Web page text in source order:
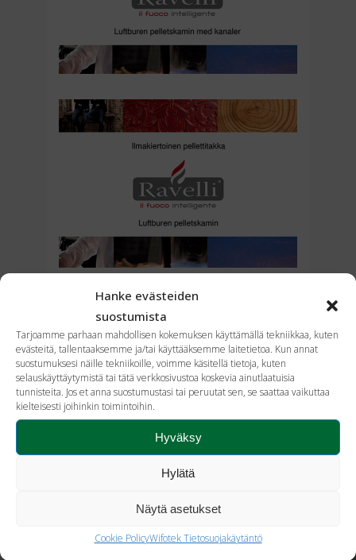
Hanke evästeiden
suostumista
Tarjoamme parhaan mahdollisen kokemuksen käyttämällä tekniikkaa, kuten
evästeitä, tallentaaksemme ja/tai käyttääksemme laitetietoa. Kun annat
suostumuksesi näille tekniikoille, voimme käsitellä tietoja, kuten
selauskäyttäytymistä tai tätä verkkosivustoa koskevia ainutlaatuisia
tunnisteita. Jos et anna suostumustasi tai peruutat sen, se saattaa vaikuttaa
kielteisesti joihinkin toimintoihin.
Hyväksy
Hylätä
Näytä asetukset
Cookie PolicyWifotek Tietosuojakäytäntö